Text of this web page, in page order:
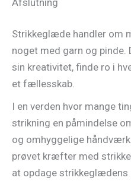
Strikkeglæde handler om
noget med garn og pinde.
sin kreativitet, finde ro i
et fællesskab.
I en verden hvor mange
strikning en påmindelse
og omhyggelige
prøvet kræfter med
at opdage strikkeglædens